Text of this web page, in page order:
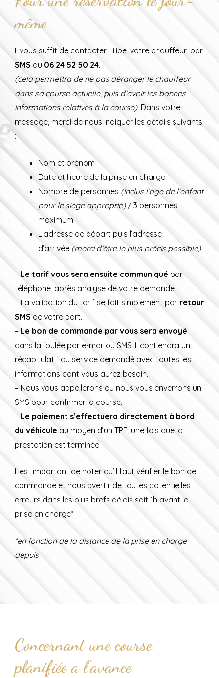
même
Il vous suffit de contacter Filipe, votre chauffeur, par
SMS au 06 24 52 50 24.
(cela permettra de ne pas déranger le chauffeur
dans sa course actuelle, puis d’avoir les bonnes
informations relatives à la course). Dans votre
message, merci de nous indiquer les détails suivants
:
Nom et prénom
Date et heure de la prise en charge
Nombre de personnes (inclus l’âge de l’enfant
pour le siège approprié)/ 3 personnes
maximum
L’adresse de départ puis l’adresse
d’arrivée (merci d’être le plus précis possible)
– Le tarif vous sera ensuite communiqué par
téléphone, après analyse de votre demande.
– La validation du tarif se fait simplement par retour
SMS de votre part.
– Le bon de commande par vous sera envoyé
dans la foulée par e-mail ou SMS. Il contiendra un
récapitulatif du service demandé avec toutes les
informations dont vous aurez besoin.
– Nous vous appellerons ou nous vous enverrons un
SMS pour confirmer la course.
– Le paiement s’effectuera directement à bord
du véhicule au moyen d’un TPE, une fois que la
prestation est terminée.
Il est important de noter qu’il faut vérifier le bon de
commande et nous avertir de toutes potentielles
erreurs dans les plus brefs délais soit 1h avant la
prise en charge*
*en fonction de la distance de la prise en charge
depuis
Concernant une course
planifiée a l’avance